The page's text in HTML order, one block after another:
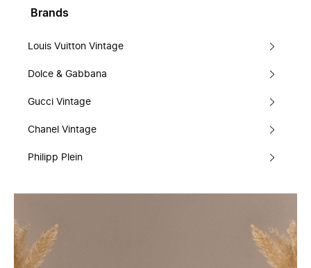
Brands
Louis Vuitton Vintage
Dolce & Gabbana
Gucci Vintage
Chanel Vintage
Philipp Plein